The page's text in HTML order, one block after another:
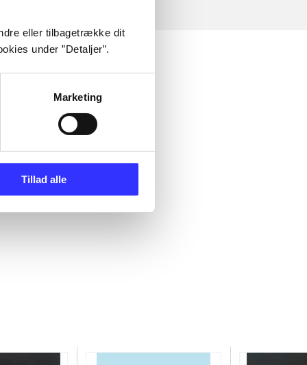
eller tilbagetrække dit
under ”Detaljer”.
Marketing
Tillad alle